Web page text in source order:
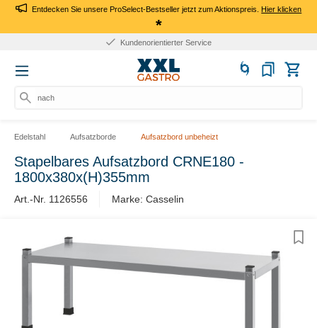
Entdecken Sie unsere ProSelect-Bestseller jetzt zum Aktionspreis.Hier klicken
*
Kundenorientierter Service
nach P
Edelstahl Aufsatzborde Aufsatzbord unbeheizt
Stapelbares Aufsatzbord CRNE180 -
1800x380x(H)355mm
Art.-Nr. 1126556 Marke: Casselin